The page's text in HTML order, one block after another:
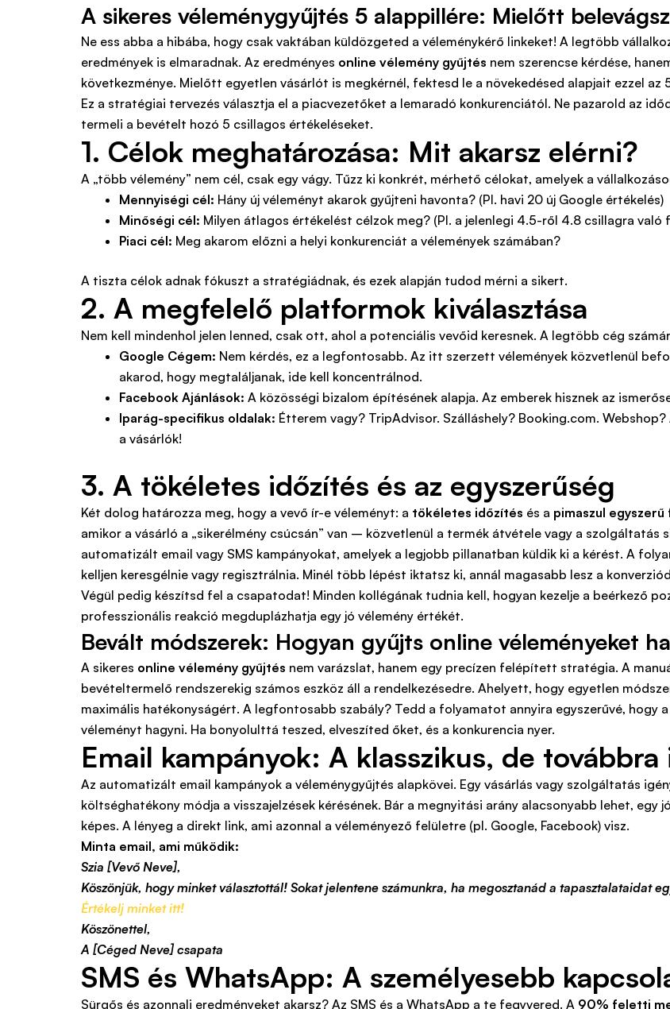
A sikeres véleménygyűjtés 5 alappillére: Mielőtt belevágsz
Ne ess abba a hibába, hogy csak vaktában küldözgeted a véleménykérő linkeket! A legtöbb
eredmények is elmaradnak. Az eredményes online vélemény gyűjtés nem szerencse kérdése,
következménye. Mielőtt egyetlen vásárlót is megkérnél, fektesd le a növekedésed alapjait ezzel az
Ez a stratégiai tervezés választja el a piacvezetőket a lemaradó konkurenciától. Ne pazarold az
termeli a bevételt hozó 5 csillagos értékeléseket.
1. Célok meghatározása: Mit akarsz elérni?
A „több vélemény” nem cél, csak egy vágy. Tűzz ki konkrét, mérhető célokat, amelyek a
Mennyiségi cél: Hány új véleményt akarok gyűjteni havonta? (Pl. havi 20 új Google értékelés)
Minőségi cél: Milyen átlagos értékelést célzok meg? (Pl. a jelenlegi 4.5-ről 4.8 csillagra
Piaci cél: Meg akarom előzni a helyi konkurenciát a vélemények számában?
A tiszta célok adnak fókuszt a stratégiádnak, és ezek alapján tudod mérni a sikert.
2. A megfelelő platformok kiválasztása
Nem kell mindenhol jelen lenned, csak ott, ahol a potenciális vevőid keresnek. A legtöbb cég
Google Cégem: Nem kérdés, ez a legfontosabb. Az itt szerzett vélemények közvetlenül
akarod, hogy megtaláljanak, ide kell koncentrálnod.
Facebook Ajánlások: A közösségi bizalom építésének alapja. Az emberek hisznek az
Iparág-specifikus oldalak: Étterem vagy? TripAdvisor. Szálláshely? Booking.com.
a vásárlók!
3. A tökéletes időzítés és az egyszerűség
Két dolog határozza meg, hogy a vevő ír-e véleményt: a tökéletes időzítés és a pimaszul egyszerű
amikor a vásárló a „sikerélmény csúcsán” van – közvetlenül a termék átvétele vagy a szolgáltatás
automatizált email vagy SMS kampányokat, amelyek a legjobb pillanatban küldik ki a kérést. A
kelljen keresgélnie vagy regisztrálnia. Minél több lépést iktatsz ki, annál magasabb lesz a
Végül pedig készítsd fel a csapatodat! Minden kollégának tudnia kell, hogyan kezelje a beérkező
professzionális reakció megduplázhatja egy jó vélemény értékét.
Bevált módszerek: Hogyan gyűjts online véleményeket
A sikeres online vélemény gyűjtés nem varázslat, hanem egy precízen felépített stratégia. A
bevételtermelő rendszerekig számos eszköz áll a rendelkezésedre. Ahelyett, hogy egyetlen
maximális hatékonyságért. A legfontosabb szabály? Tedd a folyamatot annyira egyszerűvé, hogy
véleményt hagyni. Ha bonyolulttá teszed, elveszíted őket, és a konkurencia nyer.
Email kampányok: A klasszikus, de
Az automatizált email kampányok a véleménygyűjtés alapkövei. Egy vásárlás vagy szolgáltatás
költséghatékony módja a visszajelzések kérésének. Bár a megnyitási arány alacsonyabb lehet,
képes. A lényeg a direkt link, ami azonnal a véleményező felületre (pl. Google, Facebook) visz.
Minta email, ami működik:
Szia [Vevő Neve],
Köszönjük, hogy minket választottál! Sokat jelentene számunkra, ha megosztanád a tapasztalataidat
Értékelj minket itt!
Köszönettel,
A [Céged Neve] csapata
SMS és WhatsApp: A személyesebb
Sürgős és azonnali eredményeket akarsz? Az SMS és a WhatsApp a te fegyvered. A 90% feletti